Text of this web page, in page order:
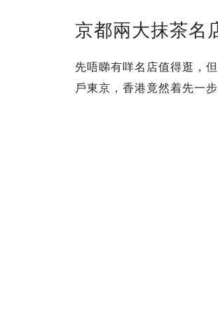
京都兩大抹茶名
先唔睇有咩名店值得逛，
戶東京，香港竟然着先一